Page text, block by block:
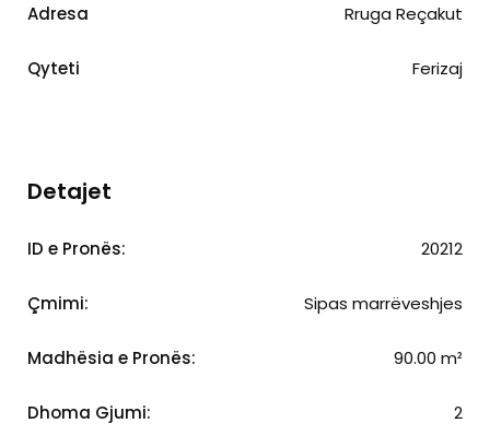
Adresa Rruga Reçakut
Qyteti Ferizaj
Detajet
ID e Pronës: 20212
Çmimi: Sipas marrëveshjes
Madhësia e Pronës: 90.00 m²
Dhoma Gjumi: 2